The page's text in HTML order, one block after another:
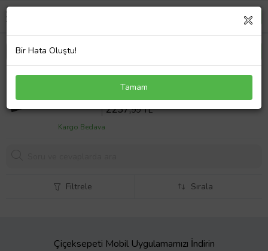
Dell Latitude L5300 Notebook Batarya Laptop Pil
Sepette %10 İndirim
2237,99 TL
Kargo Bedava
Filtrele Sırala
Çiçeksepeti Mobil Uygulamamızı İndirin
Bir Hata Oluştu!
Tamam